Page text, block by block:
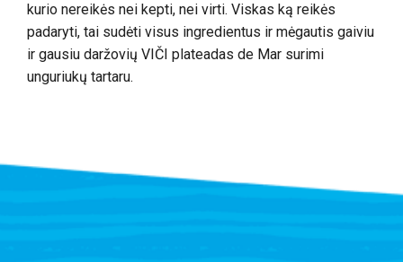
kurio nereikės nei kepti, nei virti. Viskas ką reikės
padaryti, tai sudėti visus ingredientus ir mėgautis gaiviu
ir gausiu daržovių VIČI plateadas de Mar surimi
unguriukų tartaru.